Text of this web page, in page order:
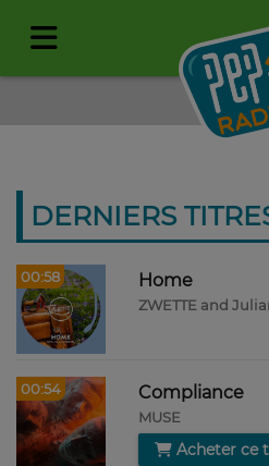
00:58 Home
ZWETTE and
00:54 Compliance
MUSE
Acheter ce